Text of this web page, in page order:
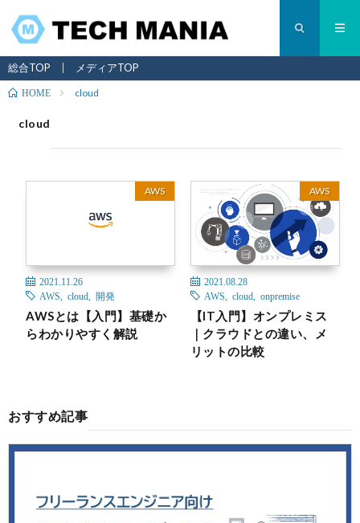
総合TOP メディアTOP
HOME cloud
cloud
AWS
2021.11.26
AWS
,cloud ,開発
AWSとは【入門】基礎か
らわかりやすく解説
AWS
2021.08.28
AWS
cloud, onpremise
【IT入門】オンプレミス
｜クラウドとの違い、メ
リットの比較
おすすめ記事